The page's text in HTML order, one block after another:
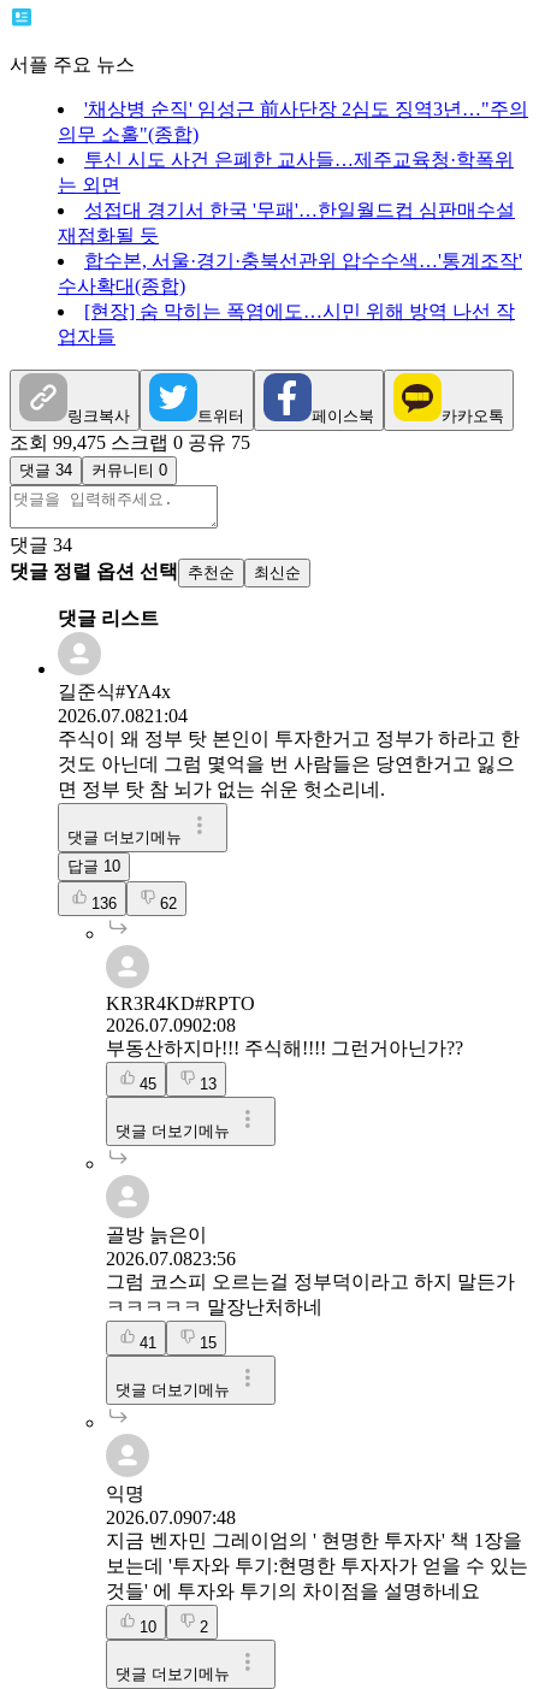
서플 주요 뉴스
'채상병 순직' 임성근 前사단장 2심도 징역3년…"주의
의무 소홀"(종합)
투신 시도 사건 은폐한 교사들…제주교육청·학폭위
는 외면
성접대 경기서 한국 '무패'…한일월드컵 심판매수설
재점화될 듯
합수본, 서울·경기·충북선관위 압수수색…'통계조작'
수사확대(종합)
[현장] 숨 막히는 폭염에도…시민 위해 방역 나선 작
업자들
링크복사 트위터 페이스북 카카오톡
조회 99,475 스크랩 0 공유 75
댓글 34 커뮤니티 0
댓글 34
댓글 정렬 옵션 선택
추천순 최신순
댓글 리스트
길준식#YA4x
2026.07.0821:04
주식이 왜 정부 탓 본인이 투자한거고 정부가 하라고 한
것도 아닌데 그럼 몇억을 번 사람들은 당연한거고 잃으
면 정부 탓 참 뇌가 없는 쉬운 헛소리네.
댓글 더보기메뉴
답글 10
136 62
KR3R4KD#RPTO
2026.07.0902:08
부동산하지마!!! 주식해!!!! 그런거아닌가??
45 13
댓글 더보기메뉴
골방 늙은이
2026.07.0823:56
그럼 코스피 오르는걸 정부덕이라고 하지 말든가
ㅋㅋㅋㅋㅋ 말장난처하네
41 15
댓글 더보기메뉴
익명
2026.07.0907:48
지금 벤자민 그레이엄의 ' 현명한 투자자' 책 1장을
보는데 '투자와 투기:현명한 투자자가 얻을 수 있는
것들' 에 투자와 투기의 차이점을 설명하네요
10 2
댓글 더보기메뉴